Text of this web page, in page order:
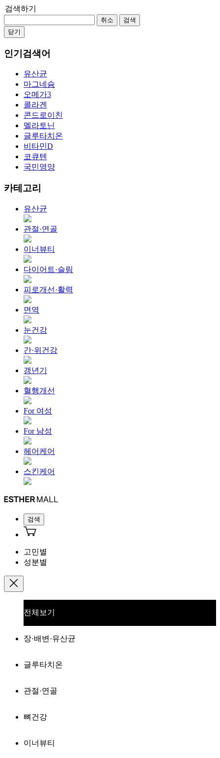
검색하기
취소
검색
닫기
인기검색어
유산균
마그네슘
오메가3
콜라겐
콘드로이친
멜라토닌
글루타치온
비타민D
코큐텐
국민영양
카테고리
유산균
관절·연골
이너뷰티
다이어트·슬림
피로개선·활력
면역
눈건강
간·위건강
갱년기
혈행개선
For 여성
For 남성
헤어케어
스킨케어
검색
고민별
성분별
전체보기
장·배변·유산균
글루타치온
관절·연골
뼈건강
이너뷰티